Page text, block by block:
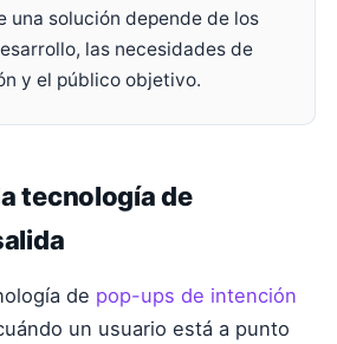
una solución depende de los
las necesidades de
y el público objetivo.
tecnología de
de pop-ups de intención
un usuario está a punto